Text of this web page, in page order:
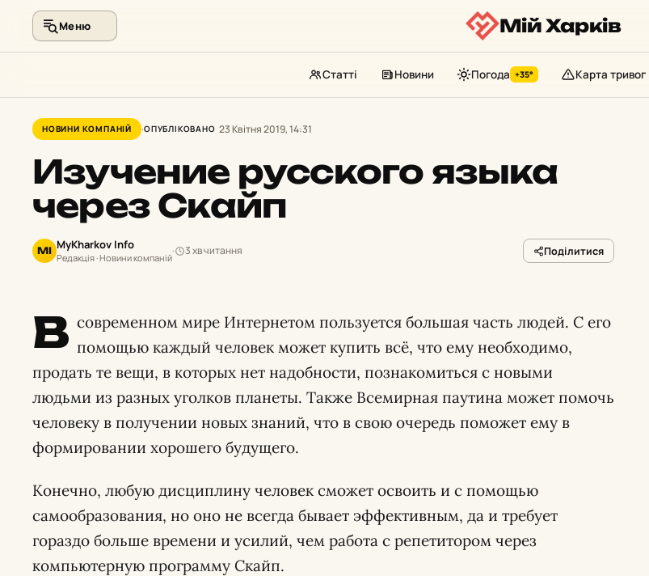
контенту
Меню Мій Харків
Статті Новини Погода +35° Карта тривог
НОВИНИ КОМПАНІЙ ОПУБЛІКОВАНО 23 Квітня 2019, 14:31
Изучение русского языка
через Скайп
MI MyKharkov Info
Редакція · Новини компаній
3 хв читання Поділитися
В современном мире Интернетом пользуется большая часть людей. С его
помощью каждый человек может купить всё, что ему необходимо,
продать те вещи, в которых нет надобности, познакомиться с новыми
людьми из разных уголков планеты. Также Всемирная паутина может помочь
человеку в получении новых знаний, что в свою очередь поможет ему в
формировании хорошего будущего.
Конечно, любую дисциплину человек сможет освоить и с помощью
самообразования, но оно не всегда бывает эффективным, да и требует
гораздо больше времени и усилий, чем работа с репетитором через
компьютерную программу Скайп.